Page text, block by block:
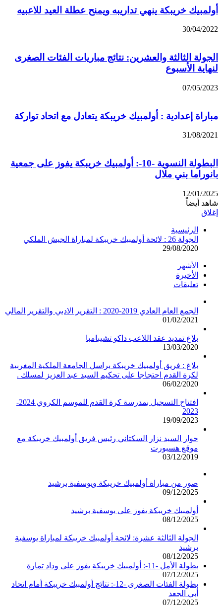
أولمبيك خريبكة ينهي تداريبه ويمنح عطلة العيد للاعبيه
30/04/2022
الجولة الثالثة والعشرين: نتائج مباريات الفئات الصغرى
لنهاية الأسبوع
07/05/2023
مباراة إعدادية : أولمبيك خريبكة يتعادل مع اتحاد تواركة
31/08/2021
البطولة النسوية -10-: أولمبيك خريبكة يفوز على جمعية
بانوراما بني ملال
12/01/2025
شاهد أيضاً
إغلاق
الرئيسية
الجولة 26 : لائحة أولمبيك خريبكة لمباراة الجيش الملكي
29/08/2020
الأشهر
الأخيرة
تعليقات
الجمع العام العادي 2019-2020 : التقرير الادبي والتقرير المالي
01/02/2021
بلاغ تمديد عقد اللاعب داكو تشيبامبا
13/03/2020
بلاغ : فريق أولمبيك خريبكة يراسل الجامعة الملكية المغربية
لكرة القدم احتجاجا على تحكيم السيد عبد العزيز لمسلك .
06/02/2020
افتتاح التسجيل بمدرسة كرة القدم للموسم الكروي 2024-
2023
19/09/2023
حوار السيد نزار السكتاني رئيس فريق أولمبيك خريبكة مع
موقع هسبورت
03/12/2019
صور من مباراة أولمبيك خريبكة ويوسفية برشيد
09/12/2025
أولمبيك خريبكة يفوز على يوسفية برشيد
08/12/2025
الجولة الثالثة عشرة: لائحة أولمبيك خريبكة لمباراة يوسفية
برشيد
08/12/2025
بطولة الأمل -11-: أولمبيك خريبكة يفوز على وداد تمارة
07/12/2025
بطولة الفئات الصغرى -12-: نتائج أولمبيك خريبكة أمام اتحاد
أبي الجعد
07/12/2025